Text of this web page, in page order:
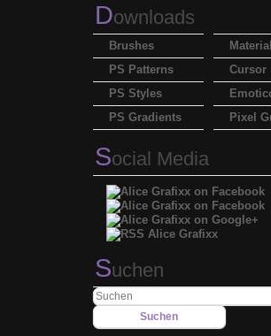
Downloads
Cursor
Pixel
Brushes
PS Patterns
PS Styles
PS Gradients
Social Media
Suchen